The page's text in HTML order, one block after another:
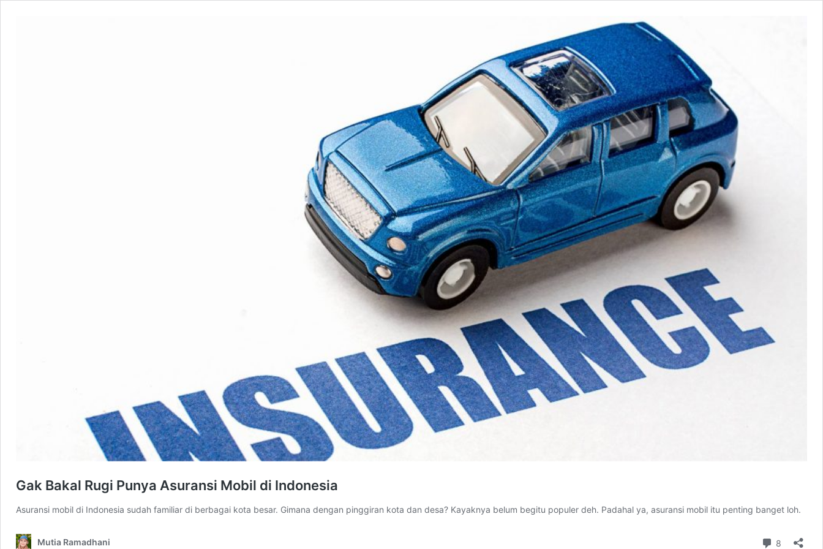
Gak Bakal Rugi Punya Asuransi Mobil di Indonesia
Asuransi mobil di Indonesia sudah familiar di berbagai kota besar. Gimana dengan pinggiran kota dan desa? Kayaknya belum begitu populer deh. Padahal ya, asuransi mobil itu penting banget loh.
Mutia Ramadhani 8 Comments